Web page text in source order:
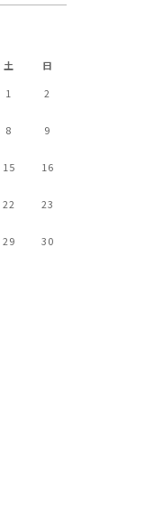
土
日
1
2
8 9
15 16
22 23
29 30